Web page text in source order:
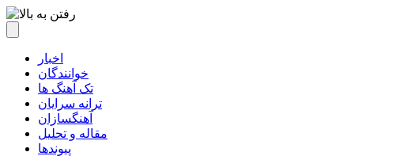
اخبار
خوانندگان
تک آهنگ ها
ترانه سرایان
آهنگسازان
مقاله و تحلیل
پیوندها